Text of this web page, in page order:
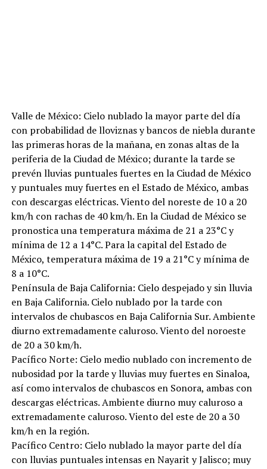
Valle de México: Cielo nublado la mayor parte del día
con probabilidad de lloviznas y bancos de niebla durante
las primeras horas de la mañana, en zonas altas de la
periferia de la Ciudad de México; durante la tarde se
prevén lluvias puntuales fuertes en la Ciudad de México
y puntuales muy fuertes en el Estado de México, ambas
con descargas eléctricas. Viento del noreste de 10 a 20
km/h con rachas de 40 km/h. En la Ciudad de México se
pronostica una temperatura máxima de 21 a 23°C y
mínima de 12 a 14°C. Para la capital del Estado de
México, temperatura máxima de 19 a 21°C y mínima de
8 a 10°C.
Península de Baja California: Cielo despejado y sin lluvia
en Baja California. Cielo nublado por la tarde con
intervalos de chubascos en Baja California Sur. Ambiente
diurno extremadamente caluroso. Viento del noroeste
de 20 a 30 km/h.
Pacífico Norte: Cielo medio nublado con incremento de
nubosidad por la tarde y lluvias muy fuertes en Sinaloa,
así como intervalos de chubascos en Sonora, ambas con
descargas eléctricas. Ambiente diurno muy caluroso a
extremadamente caluroso. Viento del este de 20 a 30
km/h en la región.
Pacífico Centro: Cielo nublado la mayor parte del día
con lluvias puntuales intensas en Nayarit y Jalisco; muy